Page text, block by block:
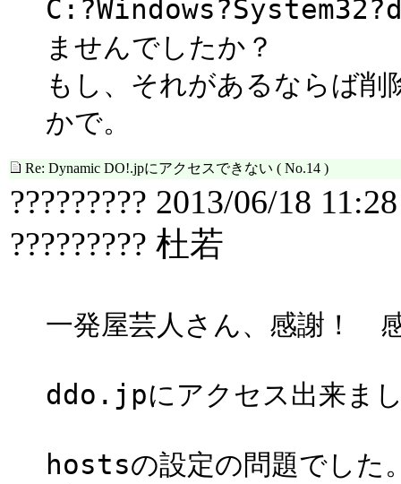
ませんでしたか？
もし、それがあるならば
かで。
Re: Dynamic DO!.jpにアクセスできない ( No.14 )
????????? 2013/06/18 11:28
????????? 杜若
一発屋芸人さん、感謝！
ddo.jpにアクセス出来ま
hostsの設定の問題でした